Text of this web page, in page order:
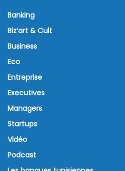
Banking
Biz’art & Cult
Business
Eco
Entreprise
Executives
Managers
Startups
Vidéo
Podcast